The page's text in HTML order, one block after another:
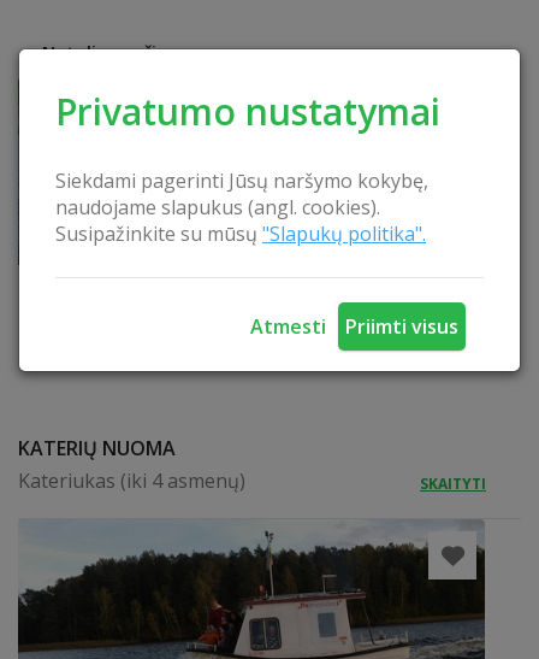
Privatumo nustatymai
Siekdami pagerinti Jūsų naršymo kokybę,
naudojame slapukus (angl. cookies).
Susipažinkite su mūsų "Slapukų politika".
Atmesti Priimti visus
Netoli esančios pramogos
KATERIŲ NUOMA
Kateriukas (iki 4 asmenų)
SKAITYTI